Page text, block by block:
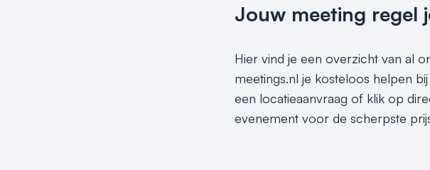
Jouw meeting regel
Hier vind je een overzicht van al
meetings.nl je kosteloos helpen
een locatieaanvraag of klik op
evenement voor de scherpste